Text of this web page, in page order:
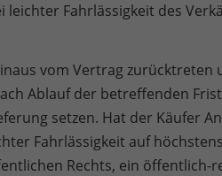
leichter Fahrlässigkeit des
vom Vertrag
Ablauf der betreffenden
setzen. Hat der Käufer
Fahrlässigkeit auf
Rechts, ein